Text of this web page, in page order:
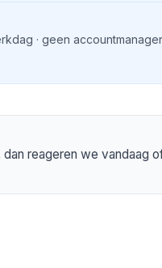
· geen
dan reageren we vandaag